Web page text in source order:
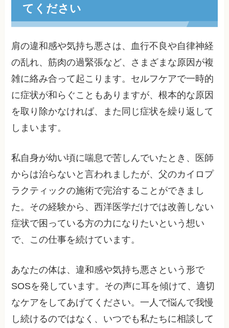
てください
肩の違和感や気持ち悪さは、血行不良や自律神経
の乱れ、筋肉の過緊張など、さまざまな原因が複
雑に絡み合って起こります。セルフケアで一時的
に症状が和らぐこともありますが、根本的な原因
を取り除かなければ、また同じ症状を繰り返して
しまいます。
私自身が幼い頃に喘息で苦しんでいたとき、医師
からは治らないと言われましたが、父のカイロプ
ラクティックの施術で完治することができまし
た。その経験から、西洋医学だけでは改善しない
症状で困っている方の力になりたいという想い
で、この仕事を続けています。
あなたの体は、違和感や気持ち悪さという形で
SOSを発しています。その声に耳を傾けて、適切
なケアをしてあげてください。一人で悩んで我慢
し続けるのではなく、いつでも私たちに相談して